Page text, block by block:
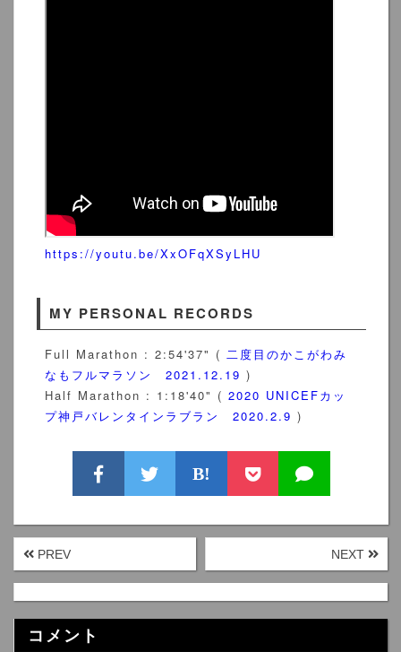
https://youtu.be/XxOFqXSyLHU
MY PERSONAL RECORDS
Full Marathon : 2:54'37" ( 二度目のかこがわみ
なもフルマラソン 2021.12.19 )
Half Marathon : 1:18'40" ( 2020 UNICEFカッ
プ神戸バレンタインラブラン 2020.2.9 )
B!
PREV NEXT
コメント